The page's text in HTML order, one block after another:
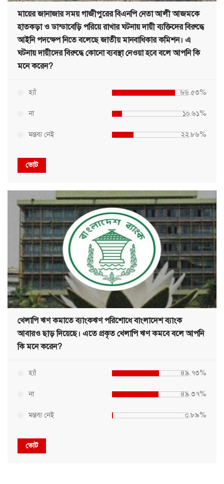
মায়ের জানাজার সময় গাজীপুরের বিএনপি নেতা আলী আজমকে
হাতকড়া ও ডান্ডাবেড়ি পরিয়ে রাখার ঘটনায় দায়ী ব্যক্তিদের বিরুদ্ধে
আইনি পদক্ষেপ নিতে বলেছে জাতীয় মানবাধিকার কমিশন। এ
ঘটনায় দায়ীদের বিরুদ্ধে কোনো ব্যবস্থা নেওয়া হবে বলে আপনি কি
মনে করেন?
হ্যাঁ ৬৬.৫৩%
না ১০.৬১%
মন্তব্য নেই ২২.৮৬%
ভোট
খেলাপি ঋণ কমাতে ব্যাংকঋণ পরিশোধে বাংলাদেশ ব্যাংক
আবারও ছাড় দিয়েছে। এতে প্রকৃত খেলাপি ঋণ কমবে বলে আপনি
কি মনে করেন?
হ্যাঁ ৪৯.৭৩%
না ৪৯.৩৭%
মন্তব্য নেই ০.৮৯%
ভোট